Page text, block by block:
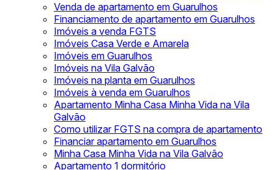
Venda de apartamento em Guarulhos
Financiamento de apartamento em Guarulhos
Imóveis a venda FGTS
Imóveis Casa Verde e Amarela
Imóveis em Guarulhos
Imóveis na Vila Galvão
Imóveis na planta em Guarulhos
Imóveis à venda em Guarulhos
Apartamento Minha Casa Minha Vida na Vila
Galvão
Como utilizar FGTS na compra de apartamento
Financiar apartamento em Guarulhos
Minha Casa Minha Vida na Vila Galvão
Apartamento 1 dormitório